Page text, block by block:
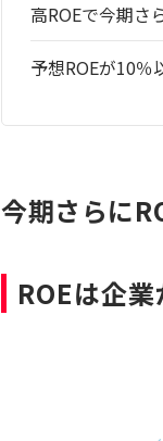
高ROEで今期さ
予想ROEが10
今期さらに
ROEは企